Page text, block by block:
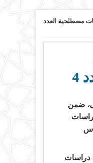
مصطلحية العدد
4
ضمن
دراسات